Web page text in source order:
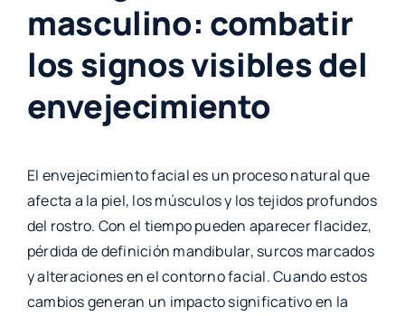
masculino: combatir
los signos visibles del
envejecimiento
El envejecimiento facial es un proceso natural que
afecta a la piel, los músculos y los tejidos profundos
del rostro. Con el tiempo pueden aparecer flacidez,
pérdida de definición mandibular, surcos marcados
y alteraciones en el contorno facial. Cuando estos
cambios generan un impacto significativo en la